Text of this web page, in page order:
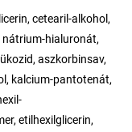
cetearil-alkohol,
hialuronát,
aszkorbinsav,
kalcium-pantotenát,
etilhexilglicerin,